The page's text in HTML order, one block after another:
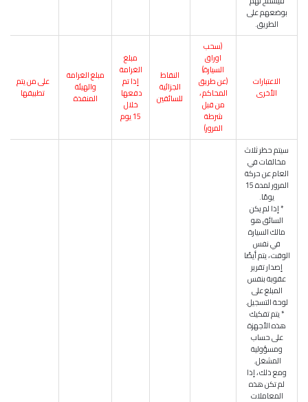
بوضعهم على
الطريق.
الاعتبارات
الأخرى
(سحب
اوراق
السيارة)
(عن طريق
المحاكم ،
من قبل
شرطة
المرور)
النقاط
الجزائية
للسائقين
مبلغ
الغرامة
إذا تم
دفعها
خلال
15 يوم
مبلغ الغرامة
والهيئة
المنفذة
على من يتم
تطبيقها
سيتم حظر ثلاث
مخالفات في
العام عن حركة
المرور لمدة 15
يومًا.
* إذا لم يكن
السائق هو
مالك السيارة
في نفس
الوقت ، يتم أيضًا
إصدار تقرير
عقوبة بنفس
المبلغ على
لوحة التسجيل.
* يتم تفكيك
هذه الأجهزة
على حساب
ومسؤولية
المشغل.
ومع ذلك ، إذا
لم تكن هذه
المعاملات